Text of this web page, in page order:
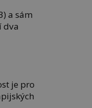
a sám
dva
je pro